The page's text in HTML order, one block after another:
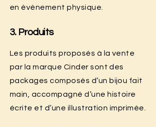
en événement physique.
3. Produits
Les produits proposés à la vente
par la marque Cinder sont des
packages composés d’un bijou fait
main, accompagné d’une histoire
écrite et d’une illustration imprimée.